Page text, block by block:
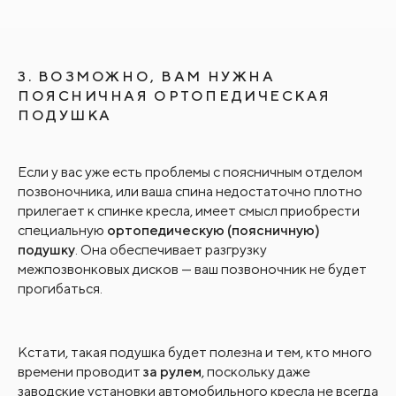
3. ВОЗМОЖНО, ВАМ НУЖНА
ПОЯСНИЧНАЯ ОРТОПЕДИЧЕСКАЯ
ПОДУШКА
Если у вас уже есть проблемы с поясничным отделом
позвоночника, или ваша спина недостаточно плотно
прилегает к спинке кресла, имеет смысл приобрести
специальную ортопедическую (поясничную)
подушку. Она обеспечивает разгрузку
межпозвонковых дисков — ваш позвоночник не будет
прогибаться.
Кстати, такая подушка будет полезна и тем, кто много
времени проводит за рулем, поскольку даже
заводские установки автомобильного кресла не всегда